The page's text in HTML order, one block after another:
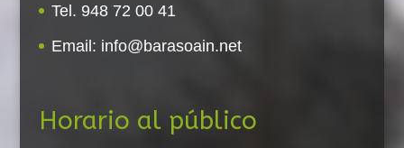
Tel. 948 72 00 41
Email: info@barasoain.net
Horario al público